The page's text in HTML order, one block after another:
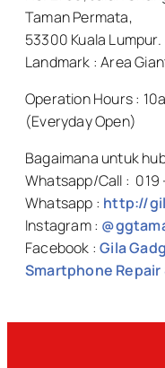
Taman Permata,
53300 Kuala Lumpur.
Landmark : Area
Operation Hours :
(Everyday Open)
Bagaimana untuk
Whatsapp/Call : 019
Whatsapp : http://
Instagram :
Facebook :Gila
Smartphone